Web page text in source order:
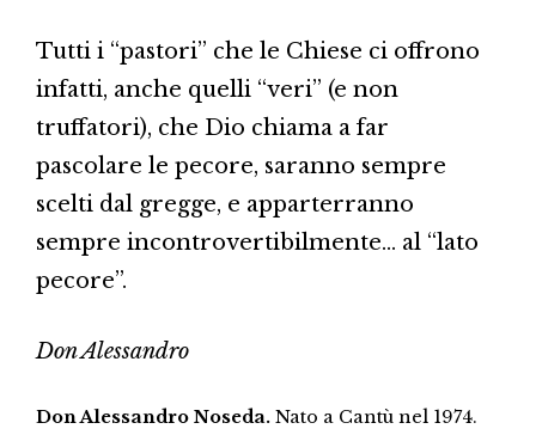
Tutti i “pastori” che le Chiese ci offrono
infatti, anche quelli “veri” (e non
truffatori), che Dio chiama a far
pascolare le pecore, saranno sempre
scelti dal gregge, e apparterranno
sempre incontrovertibilmente… al “lato
pecore”.
Don Alessandro
Don Alessandro Noseda. Nato a Cantù nel 1974.